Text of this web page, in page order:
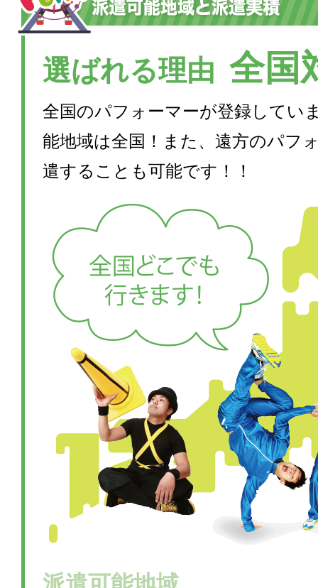
選ばれる理由 全国
全国のパフォーマーが登録してい
能地域は全国！また、遠方のパフ
遣することも可能です！！